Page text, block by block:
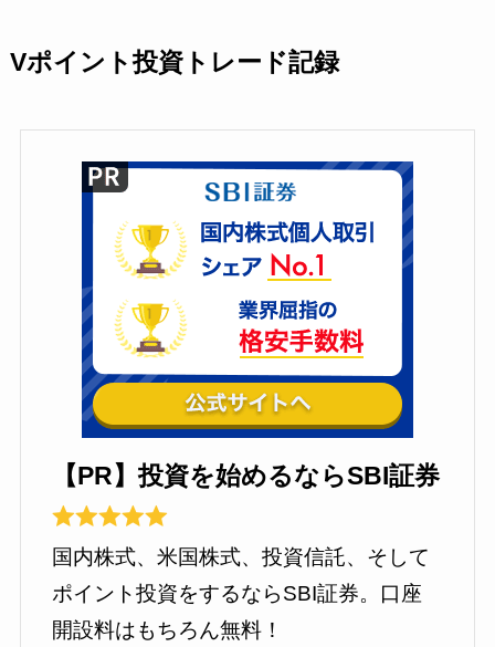
Vポイント投資トレード記録
【PR】投資を始めるならSBI証券
国内株式、米国株式、投資信託、そして
ポイント投資をするならSBI証券。口座
開設料はもちろん無料！